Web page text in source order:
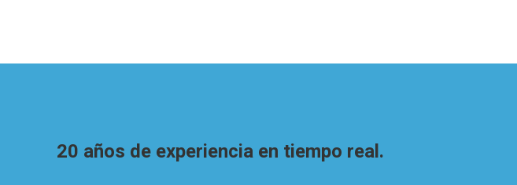
20 años de experiencia en tiempo real.